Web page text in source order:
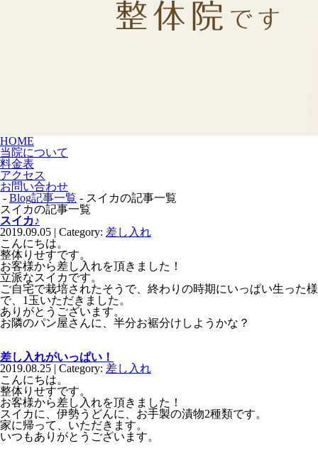
HOME
当院について
料金表
アクセス
お問い合わせ
- Blog記事一覧 - スイカの記事一覧
スイカの記事一覧
スイカ♪
2019.09.05 | Category: 差し入れ
こんにちは。
整体りせすです。
お客様から差し入れを頂きました！
立派なスイカです。
ご自宅で栽培されたそうで、終わりの時期にいっぱい生った様
で、1玉いただきました。
ありがとうございます。
お隣のパン屋さんに、半分お裾分けしようかな？
差し入れがいっぱい！
2019.08.25 | Category: 差し入れ
こんにちは。
整体りせすです。
お客様から差し入れを頂きました！
スイカに、伊勢うどんに、お手製の漬物2種類です。
家に帰って、いただきます。
いつもありがとうございます。